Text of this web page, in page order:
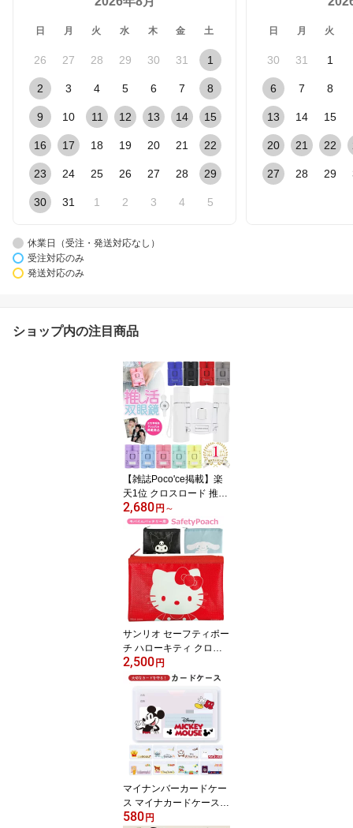
日 月 火 水 木 金 土
26 27 28 29 30 31 1
2 3 4 5 6 7 8
9 10 11 12 13 14 15
16 17 18 19 20 21 22
23 24 25 26 27 28 29
30 31 1 2 3 4 5
日 月 火
30 31 1
6 7 8
13 14 15
20 21 22
27 28 29
休業日（受注・発送対応なし）
受注対応のみ
発送対応のみ
ショップ内の注目商品
【雑誌Poco'ce掲載】楽
天1位 クロスロード 推し
活 双眼鏡 コンサート ラ
イブ めがね対応 スポー
ツ観戦 観劇 フェス 10倍
軽量 推し色 メンバーカ
ラー コンパクト オペラ
グラス 舞台 スタジアム
サッカー 野球 かわいい
東京ドーム 小型 高倍率
プレゼント ギフト
2,680 円 ～
サンリオ セーフティポー
チ ハローキティ クロミ
防炎ポーチ キャラクター
グッズ かわいい 発火 防
止 防炎 可愛い オシャレ
ミニポーチ モバイルバッ
テリー 充電器 ケース SA
NG-652
2,500 円
マイナンバーカードケー
ス マイナカードケース
ディズニー キャラクター
580 円